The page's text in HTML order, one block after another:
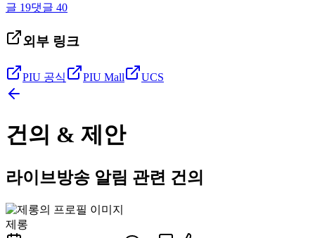
글 19댓글 40
외부 링크
PIU 공식 PIU Mall UCS
건의 & 제안
라이브방송 알림 관련 건의
제롱